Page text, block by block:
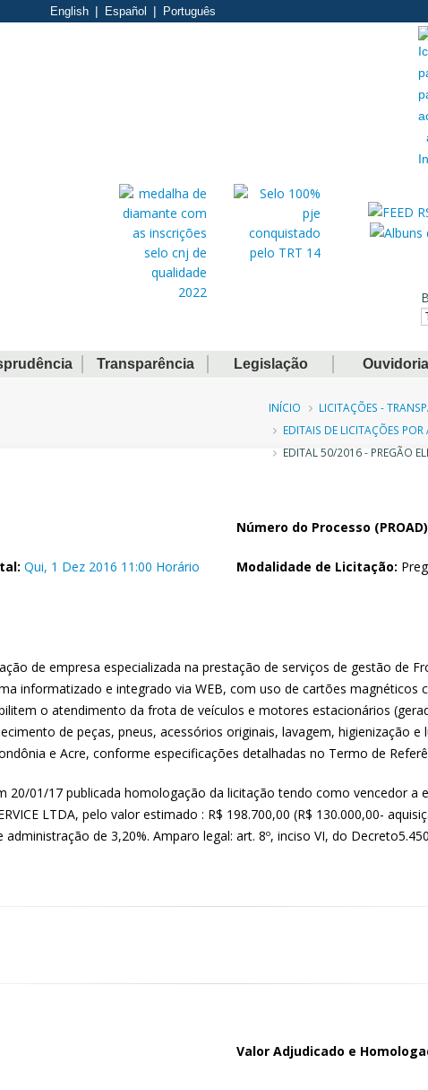
English Español Português
Transparência Legislação Ouvidoria
Trilha
de
INÍCIO
LICITAÇÕES -
EDITAIS DE LICITAÇÕES POR
EDITAL 50/2016 - PREGÃO
Número do Processo
Qui, 1 Dez 2016 11:00 Horário
Modalidade de Licitação:
de empresa especializada na prestação de serviços de gestão de
informatizado e integrado via WEB, com uso de cartões magnéticos
o atendimento da frota de veículos e motores estacionários
de peças, pneus, acessórios originais, lavagem, higienização
e Acre, conforme especificações detalhadas no Termo de
20/01/17 publicada homologação da licitação tendo como vencedor a
LTDA, pelo valor estimado : R$ 198.700,00 (R$ 130.000,00-
de 3,20%. Amparo legal: art. 8º, inciso VI, do
Valor Adjudicado e